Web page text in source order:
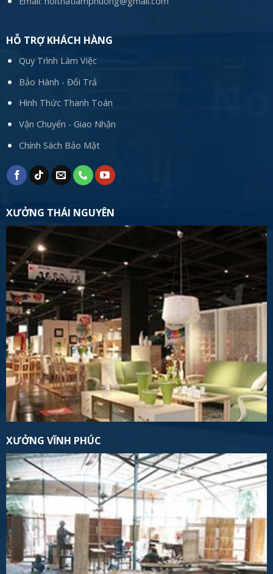
HỖ TRỢ KHÁCH HÀNG
Quy Trình Làm Việc
Bảo Hành - Đổi Trả
Hình Thức Thanh Toán
Vận Chuyển - Giao Nhận
Chính Sách Bảo Mật
XƯỞNG THÁI NGUYÊN
XƯỞNG VĨNH PHÚC